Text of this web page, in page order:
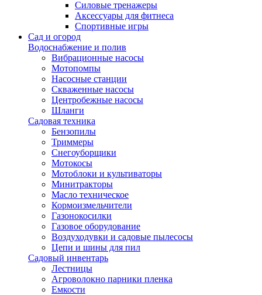
Силовые тренажеры
Аксессуары для фитнеса
Спортивные игры
Сад и огород
Водоснабжение и полив
Вибрационные насосы
Мотопомпы
Насосные станции
Скваженные насосы
Центробежные насосы
Шланги
Садовая техника
Бензопилы
Триммеры
Снегоуборщики
Мотокосы
Мотоблоки и культиваторы
Минитракторы
Масло техническое
Кормоизмельчители
Газонокосилки
Газовое оборудование
Воздуходувки и садовые пылесосы
Цепи и шины для пил
Садовый инвентарь
Лестницы
Агроволокно парники пленка
Емкости